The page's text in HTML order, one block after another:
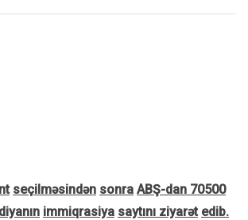
seçilməsindən sonra ABŞ-dan 70500
ın immiqrasiya saytını ziyarət edib.